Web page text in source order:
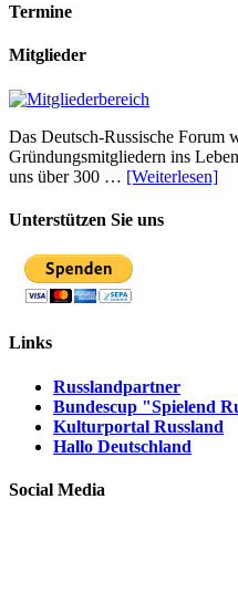
Termine
Mitglieder
Das Deutsch-Russische Forum
Gründungsmitgliedern ins
uns über 300 … [Weiterlesen]
Unterstützen Sie uns
Links
Russlandpartner
Bundescup "Spielend
Kulturportal Russland
Hallo Deutschland
Social Media